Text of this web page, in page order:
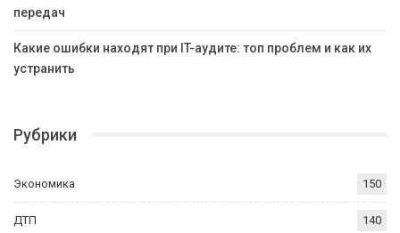
передач
Какие ошибки находят при IT-аудите: топ проблем и как их
устранить
Рубрики
Экономика 150
ДТП 140